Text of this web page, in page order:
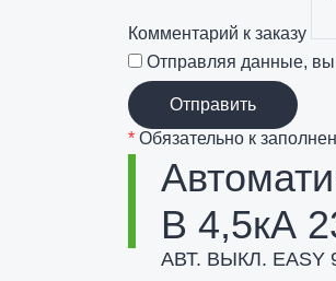
Комментарий к заказу
Отправляя данные, вы
Отправить
* Обязательно к
B 4,5кА
АВТ. ВЫКЛ. EASY